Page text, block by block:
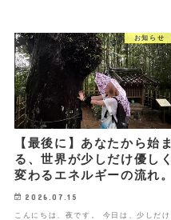
お知らせ
【最後に】あなたから始ま
る、世界が少しだけ優しく
変わるエネルギーの流れ。
2026.07.15
こんにちは、夜です。 今日は、少しだけ